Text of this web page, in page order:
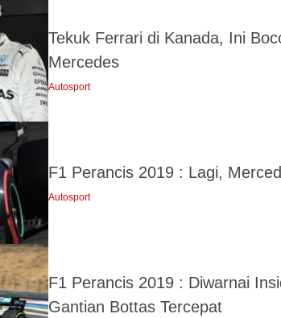
Tekuk Ferrari di Kanada, Ini
Mercedes
Autosport
F1 Perancis 2019 : Lagi,
Autosport
F1 Perancis 2019 : Diwarnai
Gantian Bottas Tercepat